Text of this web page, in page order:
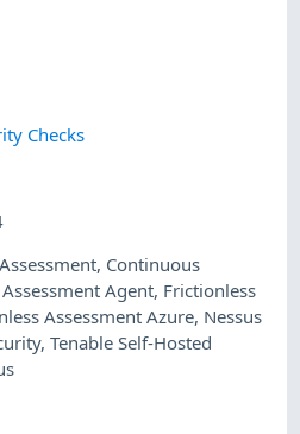
Checks
, Continuous
Agent, Frictionless
Assessment Azure, Nessus
,Tenable Self-Hosted